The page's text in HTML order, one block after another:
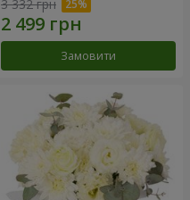
3 332 грн
Замовити